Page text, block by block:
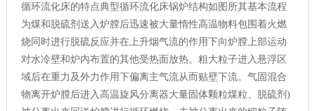
循环流化床的特点典型循环流化床锅炉结构如图所其基本流程
为煤和脱硫剂送入炉膛后迅速被大量惰性高温物料包围着火燃
烧同时进行脱硫反应并在上升烟气流的作用下向炉膛上部运动
对水冷壁和炉内布置的其他受热面放热。粗大粒子进入悬浮区
域后在重力及外力作用下偏离主气流从而贴壁下流。气固混合
物离开炉膛后进入高温旋风分离器大量固体颗粒煤粒、脱硫剂)